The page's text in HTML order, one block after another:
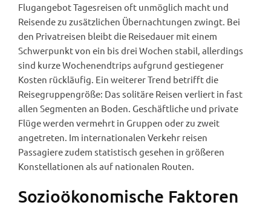
Flugangebot Tagesreisen oft unmöglich macht und
Reisende zu zusätzlichen Übernachtungen zwingt. Bei
den Privatreisen bleibt die Reisedauer mit einem
Schwerpunkt von ein bis drei Wochen stabil, allerdings
sind kurze Wochenendtrips aufgrund gestiegener
Kosten rückläufig. Ein weiterer Trend betrifft die
Reisegruppengröße: Das solitäre Reisen verliert in fast
allen Segmenten an Boden. Geschäftliche und private
Flüge werden vermehrt in Gruppen oder zu zweit
angetreten. Im internationalen Verkehr reisen
Passagiere zudem statistisch gesehen in größeren
Konstellationen als auf nationalen Routen.
Sozioökonomische Faktoren